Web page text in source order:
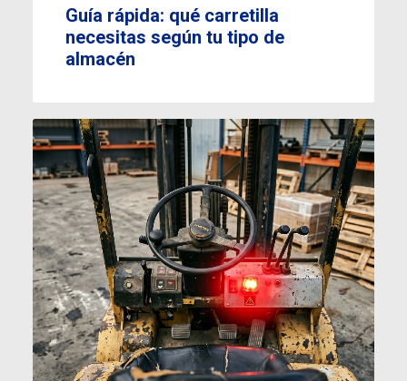
Guía rápida: qué carretilla
necesitas según tu tipo de
almacén